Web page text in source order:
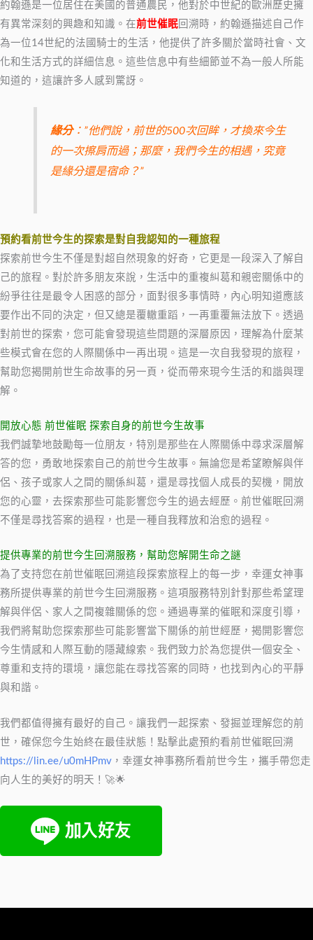
約翰遜是一位居住在美國的普通農民，他對於中世紀的歐洲歷史擁
有異常深刻的興趣和知識。在前世催眠 回溯時，約翰遜描述自己作
為一位14世紀的法國騎士的生活，他提供了許多關於當時社會、文
化和生活方式的詳細信息。這些信息中有些細節並不為一般人所能
知道的，這讓許多人感到驚訝。
緣分：”他們說，前世的500次回眸，才換來今生
的一次擦肩而過；那麼，我們今生的相遇，究竟
是緣分還是宿命？”
預約看前世今生的探索是對自我認知的一種旅程
探索前世今生不僅是對超自然現象的好奇，它更是一段深入了解自
己的旅程。對於許多朋友來說，生活中的重複糾葛和親密關係中的
紛爭往往是最令人困惑的部分，面對很多事情時，內心明知道應該
要作出不同的決定，但又總是覆轍重蹈，一再重覆無法放下。透過
對前世的探索，您可能會發現這些問題的深層原因，理解為什麼某
些模式會在您的人際關係中一再出現。這是一次自我發現的旅程，
幫助您揭開前世生命故事的另一頁，從而帶來現今生活的和諧與理
解。
開放心態 前世催眠 探索自身的前世今生故事
我們誠摯地鼓勵每一位朋友，特別是那些在人際關係中尋求深層解
答的您，勇敢地探索自己的前世今生故事。無論您是希望瞭解與伴
侶、孩子或家人之間的關係糾葛，還是尋找個人成長的契機，開放
您的心靈，去探索那些可能影響您今生的過去經歷。前世催眠回溯
不僅是尋找答案的過程，也是一種自我釋放和治愈的過程。
提供專業的前世今生回溯服務，幫助您解開生命之謎
為了支持您在前世催眠回溯這段探索旅程上的每一步，幸運女神事
務所提供專業的前世今生回溯服務。這項服務特別針對那些希望理
解與伴侶、家人之間複雜關係的您。通過專業的催眠和深度引導，
我們將幫助您探索那些可能影響當下關係的前世經歷，揭開影響您
今生情感和人際互動的隱藏線索。我們致力於為您提供一個安全、
尊重和支持的環境，讓您能在尋找答案的同時，也找到內心的平靜
與和諧。
我們都值得擁有最好的自己。讓我們一起探索、發掘並理解您的前
世，確保您今生始終在最佳狀態！點擊此處預約看前世催眠回溯
https://lin.ee/u0mHPmv ，幸運女神事務所看前世今生，攜手帶您走
向人生的美好的明天！🚀🌟